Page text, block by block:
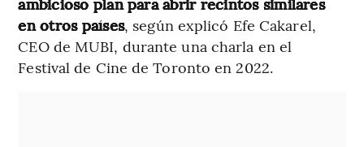
en otros países, según explicó Efe Cakarel,
CEO de MUBI, durante una charla en el
Festival de Cine de Toronto en 2022.